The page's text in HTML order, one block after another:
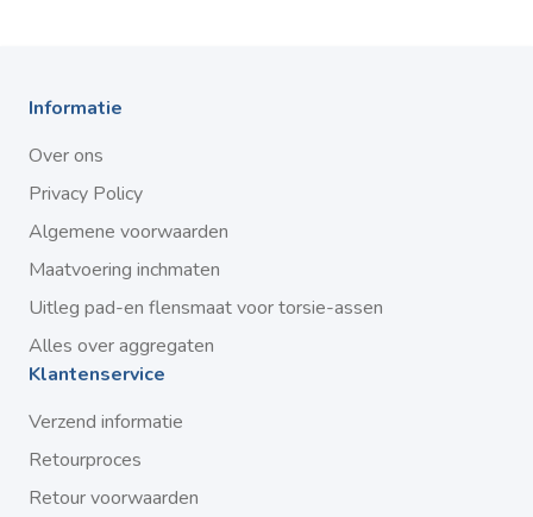
Informatie
Over ons
Privacy Policy
Algemene voorwaarden
Maatvoering inchmaten
Uitleg pad-en flensmaat voor torsie-assen
Alles over aggregaten
Klantenservice
Verzend informatie
Retourproces
Retour voorwaarden